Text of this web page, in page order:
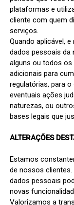
plataformas e
cliente com quem
serviços.
Quando aplicável,
dados pessoais da
alguns ou todos
adicionais para
regulatórias, para
eventuais ações
naturezas, ou
bases legais que
ALTERAÇÕES
Estamos
de nossos
dados pessoais
novas
Valorizamos a